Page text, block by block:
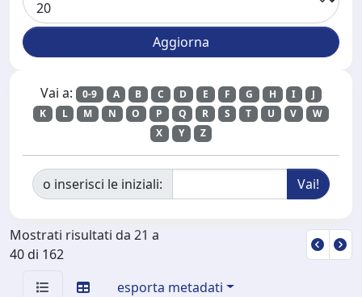
Vai a: 0-9 A B C D E F G H I
J
K
L M N O P Q R S T U V
W
X
Y Z
o inserisci le iniziali:
Mostrati risultati da 21 a
40 di 162
esporta metadati